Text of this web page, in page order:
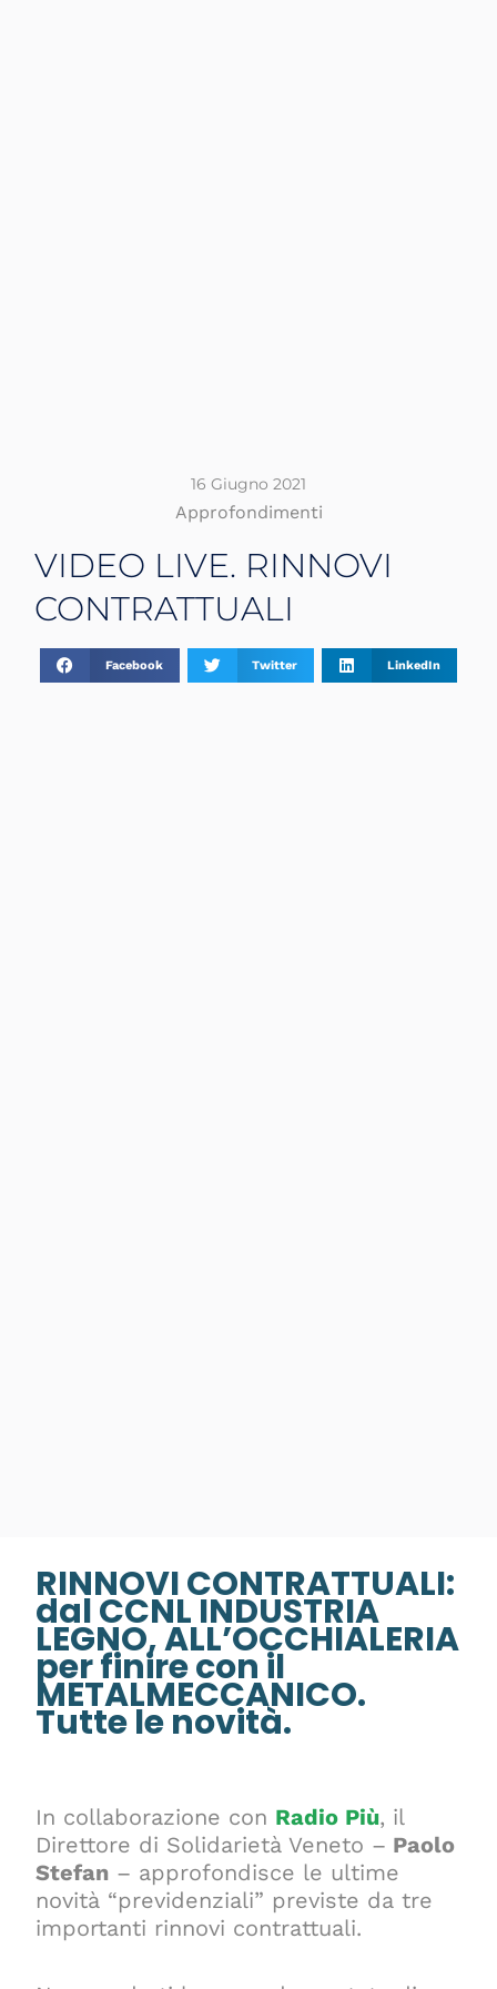
16 Giugno 2021
Approfondimenti
VIDEO LIVE. RINNOVI
CONTRATTUALI
Facebook Twitter LinkedIn
RINNOVI CONTRATTUALI:
dal CCNL INDUSTRIA
LEGNO, ALL’OCCHIALERIA
per finire con il
METALMECCANICO.
Tutte le novità.
In collaborazione con Radio Più, il
Direttore di Solidarietà Veneto – Paolo
Stefan – approfondisce le ultime
novità “previdenziali” previste da tre
importanti rinnovi contrattuali.